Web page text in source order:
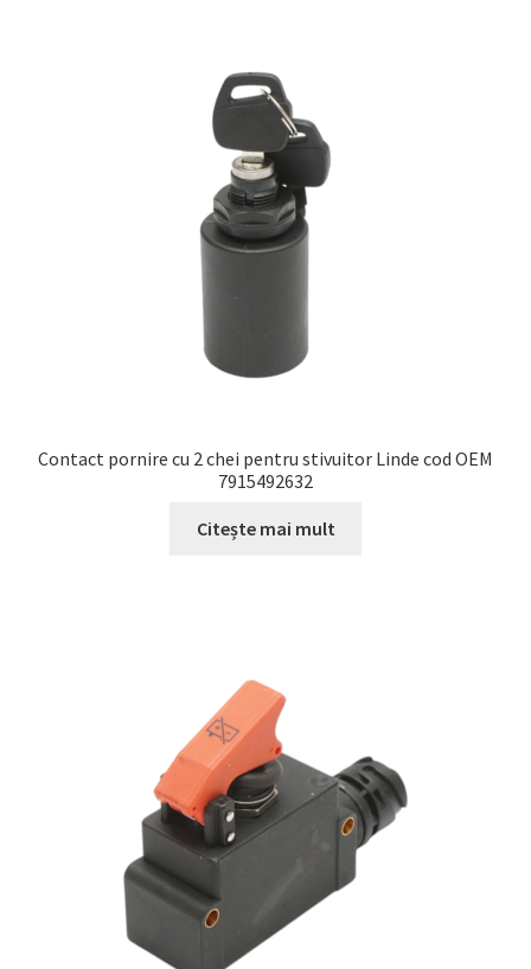
Contact pornire cu 2 chei pentru stivuitor Linde cod OEM
7915492632
Citește mai mult